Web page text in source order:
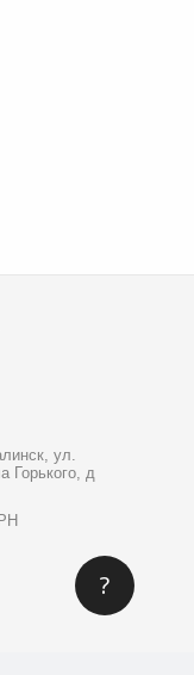
ул.
Горького, д
?